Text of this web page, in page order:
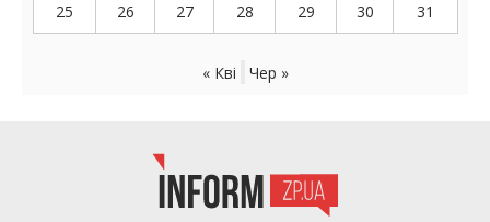
25 26 27 28 29 30 31
« Кві Чер »